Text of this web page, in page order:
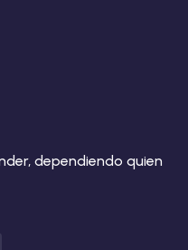
dependiendo quien